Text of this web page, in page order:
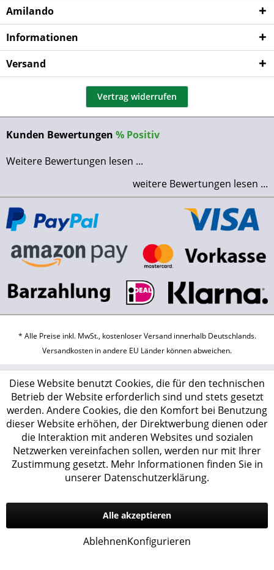
Amilando
Informationen
Versand
Vertrag widerrufen
Kunden Bewertungen % Positiv
Weitere Bewertungen lesen ...
weitere Bewertungen lesen ...
* Alle Preise inkl. MwSt., kostenloser Versand innerhalb Deutschlands.
Versandkosten in andere EU Länder können abweichen.
Diese Website benutzt Cookies, die für den technischen
Betrieb der Website erforderlich sind und stets gesetzt
werden. Andere Cookies, die den Komfort bei Benutzung
dieser Website erhöhen, der Direktwerbung dienen oder
die Interaktion mit anderen Websites und sozialen
Netzwerken vereinfachen sollen, werden nur mit Ihrer
Zustimmung gesetzt. Mehr Informationen finden Sie in
unserer Datenschutzerklärung.
Alle akzeptieren
AblehnenKonfigurieren